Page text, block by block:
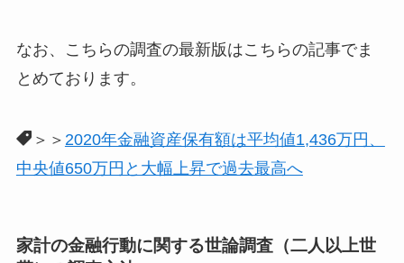
なお、こちらの調査の最新版はこちらの記事でま
とめております。
＞＞ 2020年金融資産保有額は平均値1,436万円、
中央値650万円と大幅上昇で過去最高へ
家計の金融行動に関する世論調査（二人以上世